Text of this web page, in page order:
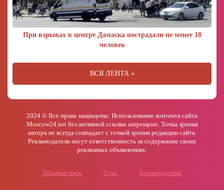
При взрывах в центре Дамаска пострадали не менее 18
человек
ВСЯ ЛЕНТА »
2024 © Все права защищены: Использование контента сайта
Moscow24.net без активной ссылки запрещено. Точка зрения
автора не всегда совпадает с точкой зрения редакции сайта.
Рекламодатели несут ответственность за содержание своих
рекламных объявлениях.
Обратная связь О нас Рекламодателям